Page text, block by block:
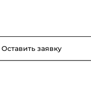
Оставить заявку